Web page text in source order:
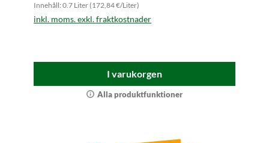
Innehåll: 0.7 Liter (172,84 €/Liter)
inkl. moms. exkl. fraktkostnader
I varukorgen
Alla produktfunktioner